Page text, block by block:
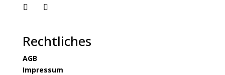
Rechtliches
AGB
Impressum